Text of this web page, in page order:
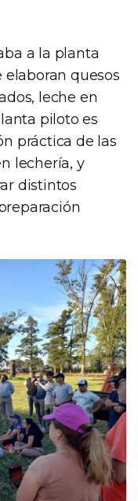
a la planta
elaboran quesos
leche en
piloto es
práctica de las
lechería, y
distintos